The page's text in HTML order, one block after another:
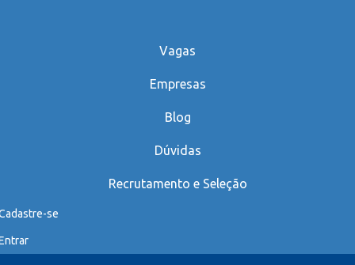
Vagas
Empresas
Blog
Dúvidas
Recrutamento e Seleção
se